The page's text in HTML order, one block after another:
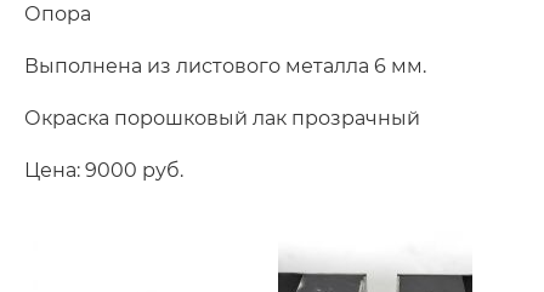
Опора
Выполнена из листового металла 6 мм.
Окраска порошковый лак прозрачный
Цена: 9000 руб.